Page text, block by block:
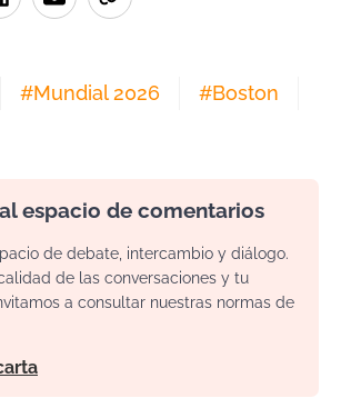
#Mundial 2026 #Boston
espacio de comentarios
de debate, intercambio y diálogo.
de las conversaciones y tu
a consultar nuestras normas de